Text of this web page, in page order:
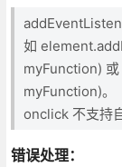
如
myFunction)
myFunction)。
onclick 不支持
错误处理：